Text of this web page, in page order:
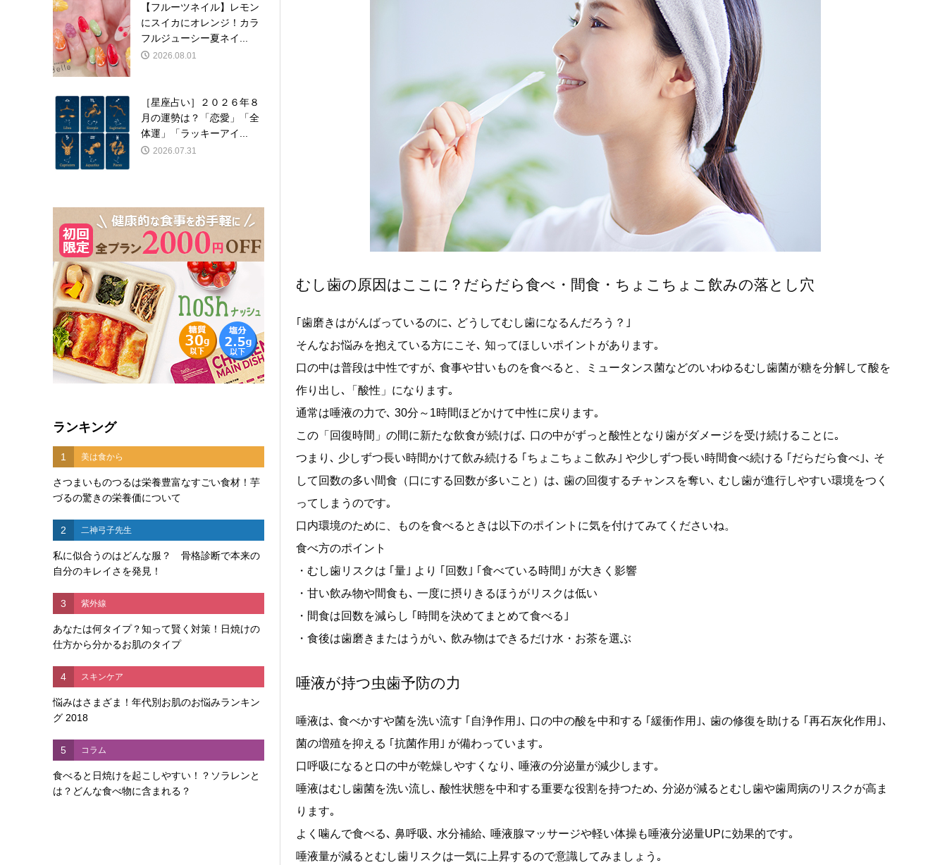
むし歯の原因はここに？だらだら食べ・間食・ちょこちょこ飲みの落とし穴
｢歯磨きはがんばっているのに､ どうしてむし歯になるんだろう？｣
そんなお悩みを抱えている方にこそ､ 知ってほしいポイントがあります｡
口の中は普段は中性ですが､ 食事や甘いものを食べると、ミュータンス菌などのいわゆるむし歯菌が糖を分解して酸を
作り出し､「酸性」になります｡
通常は唾液の力で､ 30分～1時間ほどかけて中性に戻ります｡
この「回復時間」の間に新たな飲食が続けば､ 口の中がずっと酸性となり歯がダメージを受け続けることに｡
つまり､ 少しずつ長い時間かけて飲み続ける ｢ちょこちょこ飲み｣ や少しずつ長い時間食べ続ける ｢だらだら食べ｣､ そ
して回数の多い間食（口にする回数が多いこと）は､ 歯の回復するチャンスを奪い､ むし歯が進行しやすい環境をつく
ってしまうのです｡
口内環境のために、ものを食べるときは以下のポイントに気を付けてみてくださいね。
食べ方のポイント
・むし歯リスクは ｢量｣ より ｢回数｣ ｢食べている時間｣ が大きく影響
・甘い飲み物や間食も､ 一度に摂りきるほうがリスクは低い
・間食は回数を減らし ｢時間を決めてまとめて食べる｣
・食後は歯磨きまたはうがい､ 飲み物はできるだけ水・お茶を選ぶ
唾液が持つ虫歯予防の力
唾液は､ 食べかすや菌を洗い流す ｢自浄作用｣､ 口の中の酸を中和する ｢緩衝作用｣､ 歯の修復を助ける ｢再石灰化作用｣､
菌の増殖を抑える ｢抗菌作用｣ が備わっています｡
口呼吸になると口の中が乾燥しやすくなり､ 唾液の分泌量が減少します｡
唾液はむし歯菌を洗い流し､ 酸性状態を中和する重要な役割を持つため､ 分泌が減るとむし歯や歯周病のリスクが高ま
ります｡
よく噛んで食べる､ 鼻呼吸､ 水分補給､ 唾液腺マッサージや軽い体操も唾液分泌量UPに効果的です｡
唾液量が減るとむし歯リスクは一気に上昇するので意識してみましょう｡
【フルーツネイル】レモン
にスイカにオレンジ！カラ
フルジューシー夏ネイ...
2026.08.01
［星座占い］２０２６年８
月の運勢は？「恋愛」「全
体運」「ラッキーアイ...
2026.07.31
ランキング
1 美は食から
さつまいものつるは栄養豊富なすごい食材！芋
づるの驚きの栄養価について
2 二神弓子先生
私に似合うのはどんな服？ 骨格診断で本来の
自分のキレイさを発見！
3 紫外線
あなたは何タイプ？知って賢く対策！日焼けの
仕方から分かるお肌のタイプ
4 スキンケア
悩みはさまざま！年代別お肌のお悩みランキン
グ 2018
5 コラム
食べると日焼けを起こしやすい！？ソラレンと
は？どんな食べ物に含まれる？